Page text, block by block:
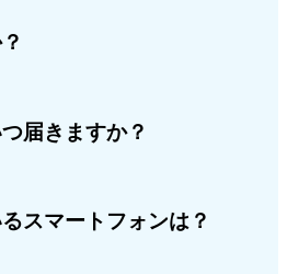
届きますか？
スマートフォンは？